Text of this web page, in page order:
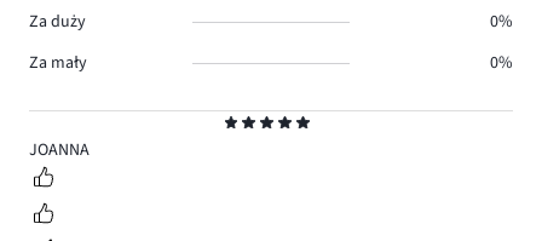
5
JOANNA
Za duży
0%
Za mały
0%